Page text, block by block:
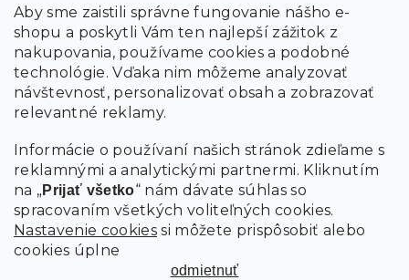
Aby sme zaistili správne fungovanie nášho e-
shopu a poskytli Vám ten najlepší zážitok z
nakupovania, používame cookies a podobné
technológie. Vďaka nim môžeme analyzovať
návštevnosť, personalizovať obsah a zobrazovať
relevantné reklamy.
Informácie o používaní našich stránok zdieľame s
reklamnými a analytickými partnermi. Kliknutím
na „Prijať všetko“ nám dávate súhlas so
spracovaním všetkých voliteľných cookies.
Nastavenie cookies si môžete prispôsobiť alebo
cookies úplne
odmietnuť
Vložením údajov súhlasíte s podmienkami ochrany
osobných údajov
PRIHLÁSIŤ SA